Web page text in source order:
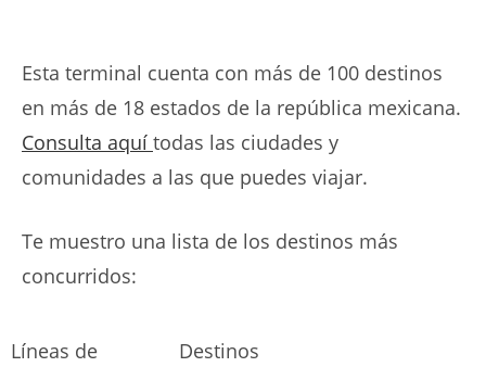
Esta terminal cuenta con más de 100 destinos
en más de 18 estados de la república mexicana.
Consulta aquí todas las ciudades y
comunidades a las que puedes viajar.
Te muestro una lista de los destinos más
concurridos:
Líneas de
Destinos